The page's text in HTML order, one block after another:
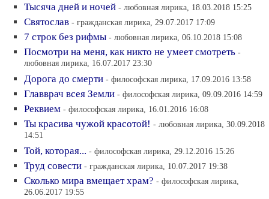
Тысяча дней и ночей - любовная лирика, 18.03.2018 15:25
Святослав - гражданская лирика, 29.07.2017 17:09
7 строк без рифмы - любовная лирика, 06.10.2018 15:08
Посмотри на меня, как никто не умеет смотреть -
любовная лирика, 16.07.2017 23:30
Дорога до смерти - философская лирика, 17.09.2016 13:58
Главврач всея Земли - философская лирика, 09.09.2016 14:59
Реквием - философская лирика, 16.01.2016 16:08
Ты красива чужой красотой! - любовная лирика, 30.09.2018
14:51
Той, которая... - философская лирика, 29.12.2016 15:26
Труд совести - гражданская лирика, 10.07.2017 19:38
Сколько мира вмещает храм? - философская лирика,
26.06.2017 19:55